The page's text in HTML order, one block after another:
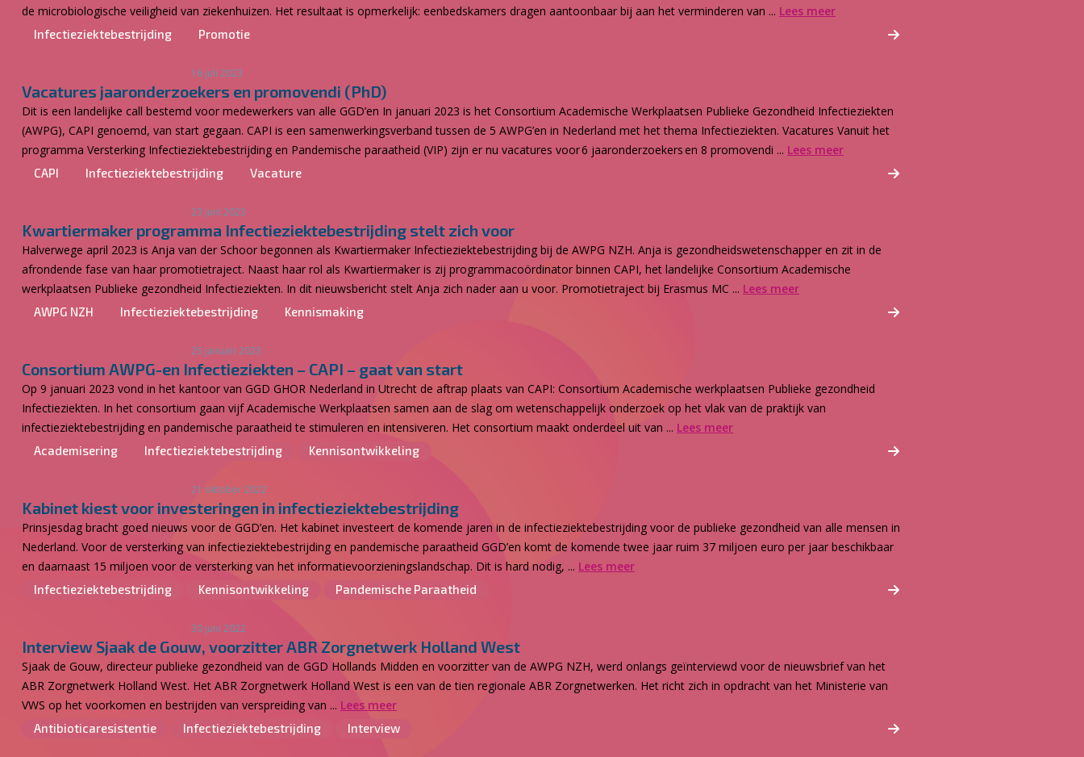
de microbiologische veiligheid van ziekenhuizen. Het resultaat is opmerkelijk: eenbedskamers dragen aantoonbaar bij aan het verminderen van ... Lees meer
Infectieziektebestrijding Promotie
16 juli 2023
Vacatures jaaronderzoekers en promovendi (PhD)
Dit is een landelijke call bestemd voor medewerkers van alle GGD’en In januari 2023 is het Consortium Academische Werkplaatsen Publieke Gezondheid Infectieziekten
(AWPG), CAPI genoemd, van start gegaan. CAPI is een samenwerkingsverband tussen de 5 AWPG’en in Nederland met het thema Infectieziekten. Vacatures Vanuit het
programma Versterking Infectieziektebestrijding en Pandemische paraatheid (VIP) zijn er nu vacatures voor 6 jaaronderzoekers en 8 promovendi ... Lees meer
CAPI Infectieziektebestrijding Vacature
23 juni 2023
Kwartiermaker programma Infectieziektebestrijding stelt zich voor
Halverwege april 2023 is Anja van der Schoor begonnen als Kwartiermaker Infectieziektebestrijding bij de AWPG NZH. Anja is gezondheidswetenschapper en zit in de
afrondende fase van haar promotietraject. Naast haar rol als Kwartiermaker is zij programmacoördinator binnen CAPI, het landelijke Consortium Academische
werkplaatsen Publieke gezondheid Infectieziekten. In dit nieuwsbericht stelt Anja zich nader aan u voor. Promotietraject bij Erasmus MC ... Lees meer
AWPG NZH Infectieziektebestrijding Kennismaking
25 januari 2023
Consortium AWPG-en Infectieziekten – CAPI – gaat van start
Op 9 januari 2023 vond in het kantoor van GGD GHOR Nederland in Utrecht de aftrap plaats van CAPI: Consortium Academische werkplaatsen Publieke gezondheid
Infectieziekten. In het consortium gaan vijf Academische Werkplaatsen samen aan de slag om wetenschappelijk onderzoek op het vlak van de praktijk van
infectieziektebestrijding en pandemische paraatheid te stimuleren en intensiveren. Het consortium maakt onderdeel uit van ... Lees meer
Academisering Infectieziektebestrijding Kennisontwikkeling
21 oktober 2022
Kabinet kiest voor investeringen in infectieziektebestrijding
Prinsjesdag bracht goed nieuws voor de GGD’en. Het kabinet investeert de komende jaren in de infectieziektebestrijding voor de publieke gezondheid van alle mensen in
Nederland. Voor de versterking van infectieziektebestrijding en pandemische paraatheid GGD’en komt de komende twee jaar ruim 37 miljoen euro per jaar beschikbaar
en daarnaast 15 miljoen voor de versterking van het informatievoorzieningslandschap. Dit is hard nodig, ... Lees meer
Infectieziektebestrijding Kennisontwikkeling Pandemische Paraatheid
30 juni 2022
Interview Sjaak de Gouw, voorzitter ABR Zorgnetwerk Holland West
Sjaak de Gouw, directeur publieke gezondheid van de GGD Hollands Midden en voorzitter van de AWPG NZH, werd onlangs geïnterviewd voor de nieuwsbrief van het
ABR Zorgnetwerk Holland West. Het ABR Zorgnetwerk Holland West is een van de tien regionale ABR Zorgnetwerken. Het richt zich in opdracht van het Ministerie van
VWS op het voorkomen en bestrijden van verspreiding van ... Lees meer
Antibioticaresistentie Infectieziektebestrijding Interview